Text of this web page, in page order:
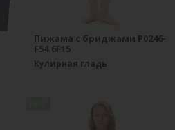
Пижама с бриджами P0246-
F54.6F15
Кулирная гладь